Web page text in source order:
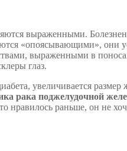
выраженными.
«опоясывающими», они
выраженными в
глаз.
увеличивается
рака поджелудочной
нравилось раньше, он не